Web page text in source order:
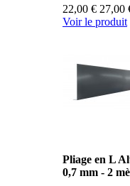
22,00 € 27,00
Voir le produit
Pliage en L
0,7 mm - 2